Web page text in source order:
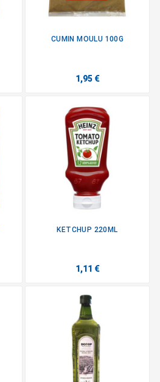
CUMIN MOULU 100G
1,95 €
KETCHUP 220ML
1,11 €